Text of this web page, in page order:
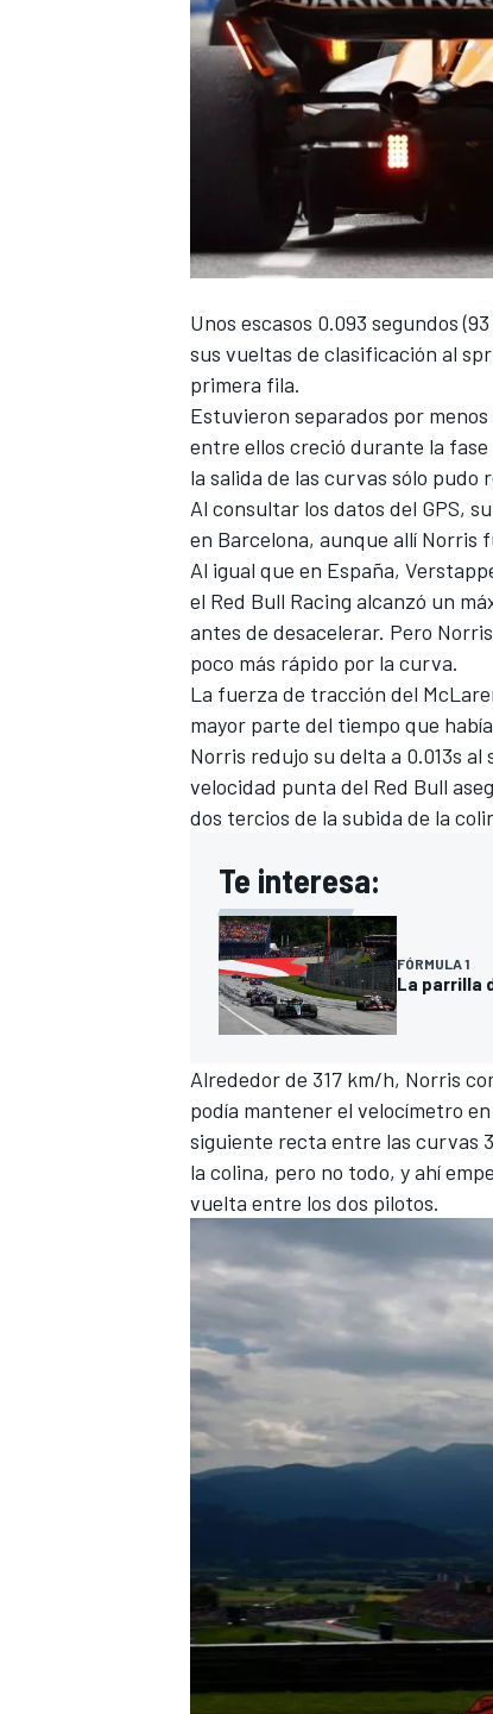
MÁS CATEGORÍAS
Unos escasos 0.093 segundos
sus vueltas de clasificación al
primera fila.
Estuvieron separados por
entre ellos creció durante la
la salida de las curvas sólo
Al consultar los datos del GPS,
en Barcelona, aunque allí Norris
Al igual que en España,
el Red Bull Racing alcanzó un
antes de desacelerar. Pero
poco más rápido por la curva.
La fuerza de tracción del
mayor parte del tiempo que
Norris redujo su delta a 0.013s
velocidad punta del Red Bull
dos tercios de la subida de la
Te interesa:
FÓRMULA 1
La parrilla
Alrededor de 317 km/h, Norris
podía mantener el velocímetro
siguiente recta entre las curvas
la colina, pero no todo, y ahí
vuelta entre los dos pilotos.